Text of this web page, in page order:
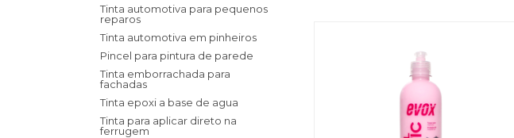
Tinta automotiva para pequenos
reparos
Tinta automotiva em pinheiros
Pincel para pintura de parede
Tinta emborrachada para
fachadas
Tinta epoxi a base de agua
Tinta para aplicar direto na
ferrugem